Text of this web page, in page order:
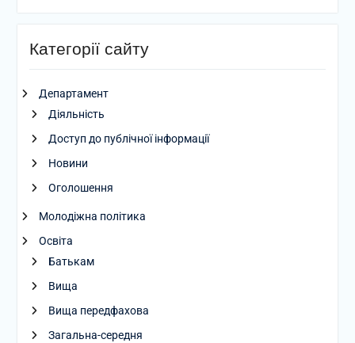
Категорії сайту
Департамент
Діяльність
Доступ до публічної інформації
Новини
Оголошення
Молодіжна політика
Освіта
Батькам
Вища
Вища передфахова
Загальна-середня